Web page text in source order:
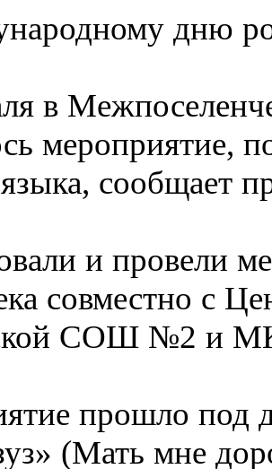
дню
в
сообщает
и провели
совместно с
СОШ №2 и
прошло под
(Мать мне